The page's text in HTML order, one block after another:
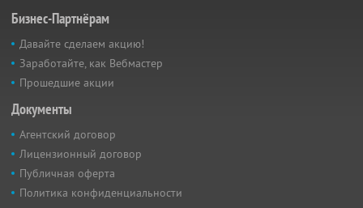
Бизнес-Партнёрам
Давайте сделаем акцию!
Заработайте, как Вебмастер
Прошедшие акции
Документы
Агентский договор
Лицензионный договор
Публичная оферта
Политика конфиденциальности